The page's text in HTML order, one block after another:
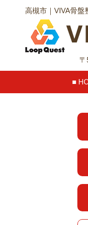
高槻市｜VIVA骨盤